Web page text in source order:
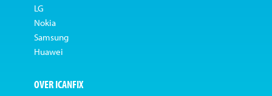
LG
Nokia
Samsung
Huawei
OVER ICANFIX